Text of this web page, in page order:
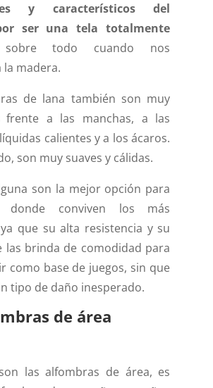
y característicos del
ser una tela totalmente
todo cuando nos
madera.
de lana también son muy
frente a las manchas, a las
calientes y a los ácaros.
son muy suaves y cálidas.
son la mejor opción para
donde conviven los más
que su alta resistencia y su
las brinda de comodidad para
como base de juegos, sin que
tipo de daño inesperado.
de área
las alfombras de área, es